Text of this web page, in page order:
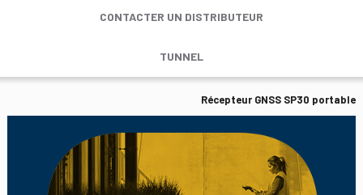
CONTACTER UN DISTRIBUTEUR
TUNNEL
Récepteur GNSS SP30 portable